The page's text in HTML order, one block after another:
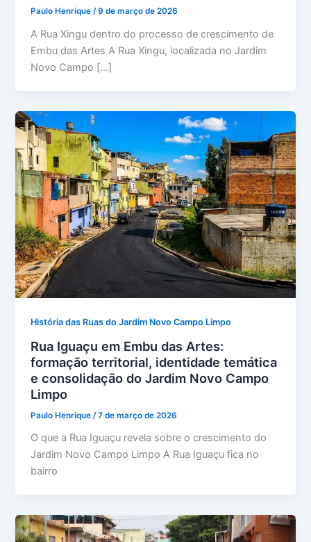
Paulo Henrique/9 de março de 2026
A Rua Xingu dentro do processo de crescimento de
Embu das Artes A Rua Xingu, localizada no Jardim
Novo Campo […]
História das Ruas do Jardim Novo Campo Limpo
Rua Iguaçu em Embu das Artes:
formação territorial, identidade temática
e consolidação do Jardim Novo Campo
Limpo
Paulo Henrique /7 de março de 2026
O que a Rua Iguaçu revela sobre o crescimento do
Jardim Novo Campo Limpo A Rua Iguaçu fica no
bairro